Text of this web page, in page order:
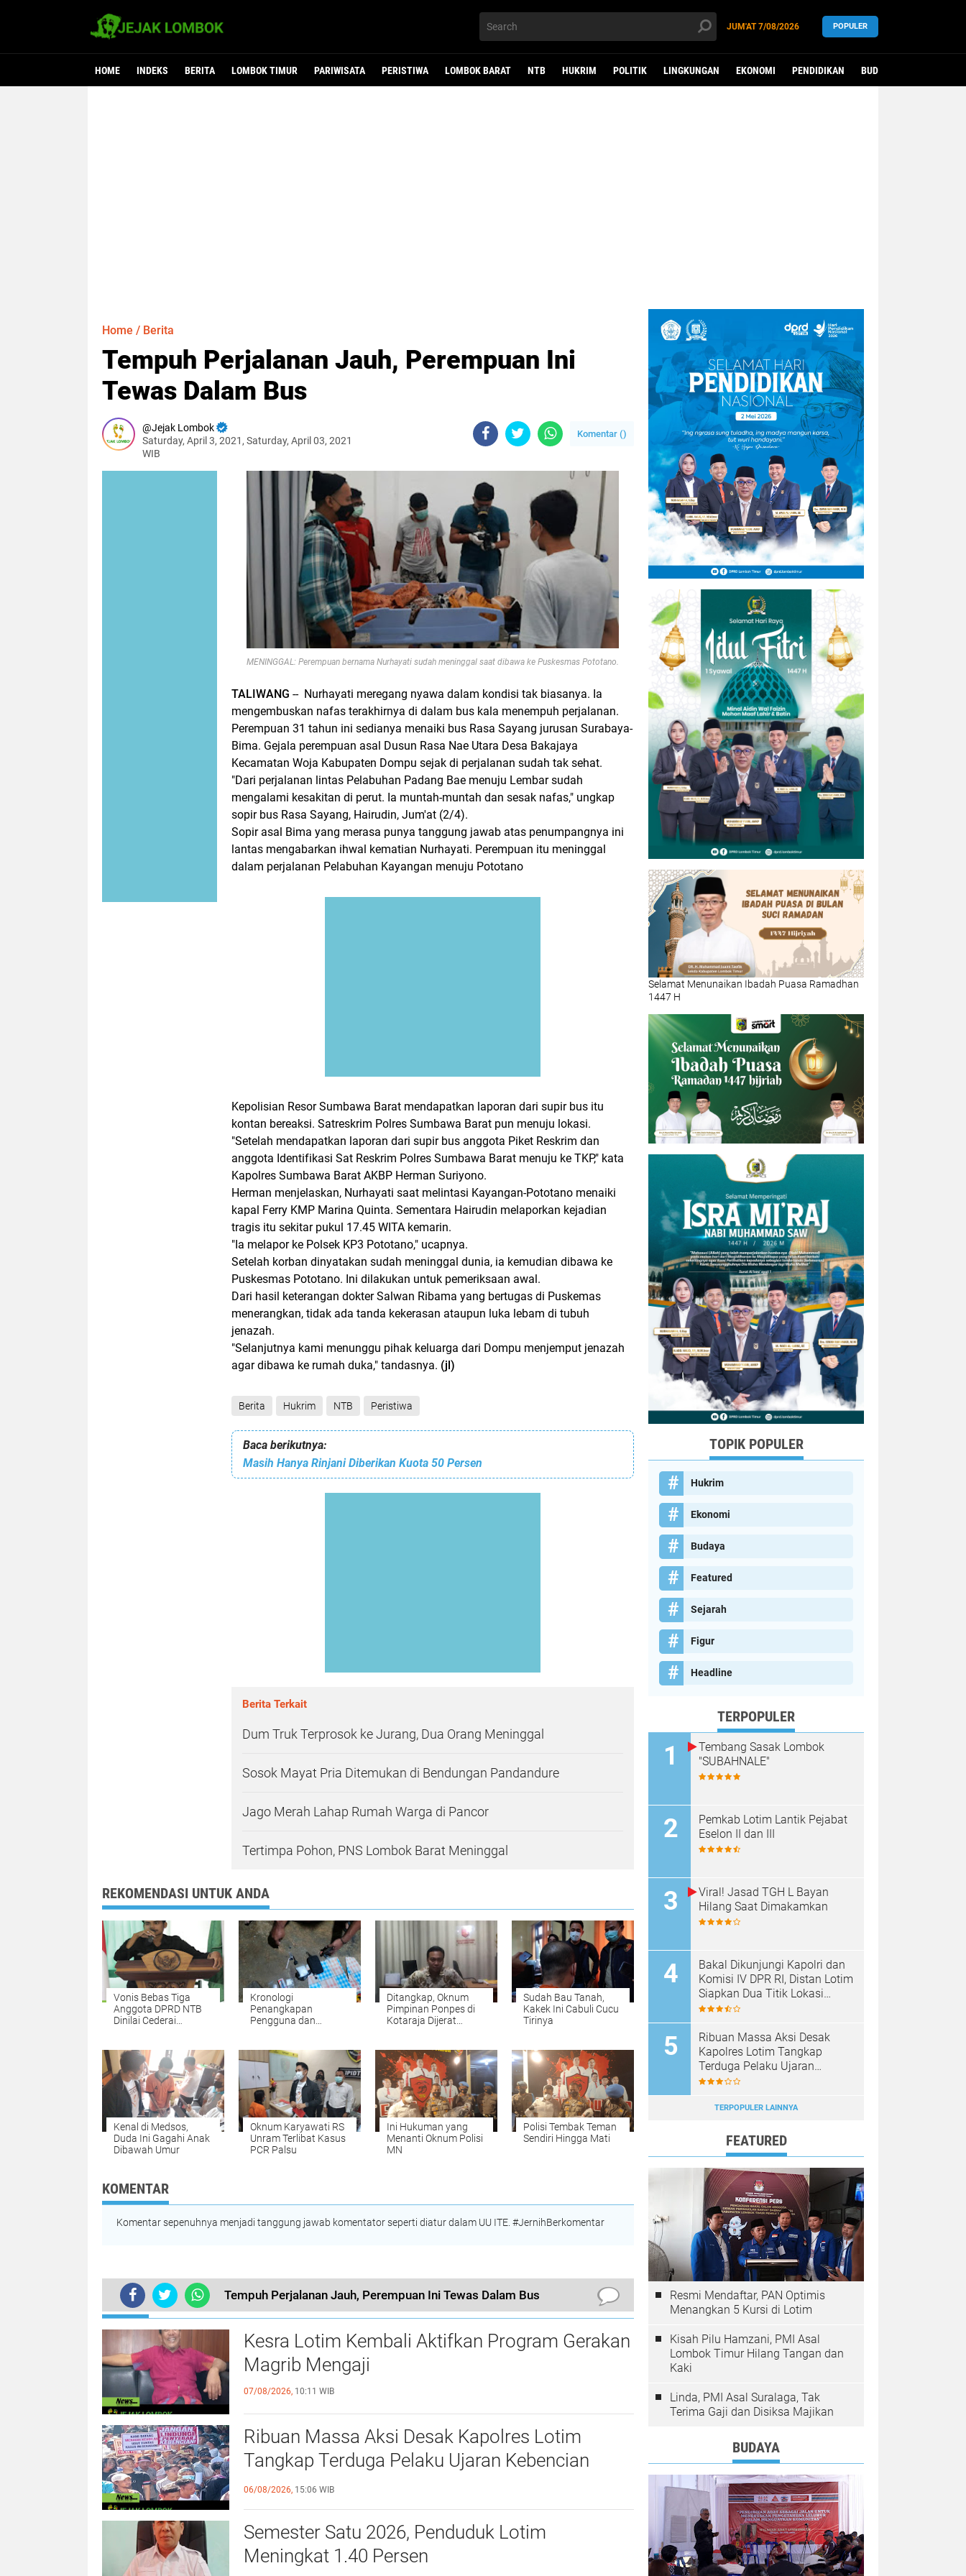
JUM'AT7/08/2026 POPULER
HOME INDEKS BERITA LOMBOK TIMUR PARIWISATA PERISTIWA LOMBOK BARAT NTB HUKRIM POLITIK LINGKUNGAN EKONOMI PENDIDIKAN BUDAYA
Home / Berita
Tempuh Perjalanan Jauh, Perempuan Ini
Tewas Dalam Bus
Jejak Lombok
Saturday, April 3, 2021, Saturday, April 03, 2021
WIB
Komentar ()
MENINGGAL: Perempuan bernama Nurhayati sudah meninggal saat dibawa ke Puskesmas Pototano.
TALIWANG -- Nurhayati meregang nyawa dalam kondisi tak biasanya. Ia
mengembuskan nafas terakhirnya di dalam bus kala menempuh perjalanan.
Perempuan 31 tahun ini sedianya menaiki bus Rasa Sayang jurusan Surabaya-
Bima. Gejala perempuan asal Dusun Rasa Nae Utara Desa Bakajaya
Kecamatan Woja Kabupaten Dompu sejak di perjalanan sudah tak sehat.
"Dari perjalanan lintas Pelabuhan Padang Bae menuju Lembar sudah
mengalami kesakitan di perut. Ia muntah-muntah dan sesak nafas," ungkap
sopir bus Rasa Sayang, Hairudin, Jum'at (2/4).
Sopir asal Bima yang merasa punya tanggung jawab atas penumpangnya ini
lantas mengabarkan ihwal kematian Nurhayati. Perempuan itu meninggal
dalam perjalanan Pelabuhan Kayangan menuju Pototano
Kepolisian Resor Sumbawa Barat mendapatkan laporan dari supir bus itu
kontan bereaksi. Satreskrim Polres Sumbawa Barat pun menuju lokasi.
"Setelah mendapatkan laporan dari supir bus anggota Piket Reskrim dan
anggota Identifikasi Sat Reskrim Polres Sumbawa Barat menuju ke TKP," kata
Kapolres Sumbawa Barat AKBP Herman Suriyono.
Herman menjelaskan, Nurhayati saat melintasi Kayangan-Pototano menaiki
kapal Ferry KMP Marina Quinta. Sementara Hairudin melaporkan kejadian
tragis itu sekitar pukul 17.45 WITA kemarin.
"Ia melapor ke Polsek KP3 Pototano," ucapnya.
Setelah korban dinyatakan sudah meninggal dunia, ia kemudian dibawa ke
Puskesmas Pototano. Ini dilakukan untuk pemeriksaan awal.
Dari hasil keterangan dokter Salwan Ribama yang bertugas di Puskemas
menerangkan, tidak ada tanda kekerasan ataupun luka lebam di tubuh
jenazah.
"Selanjutnya kami menunggu pihak keluarga dari Dompu menjemput jenazah
agar dibawa ke rumah duka," tandasnya. (jl)
Berita Hukrim NTB Peristiwa
Baca berikutnya:
Masih Hanya Rinjani Diberikan Kuota 50 Persen
Berita Terkait
Dum Truk Terprosok ke Jurang, Dua Orang Meninggal
Sosok Mayat Pria Ditemukan di Bendungan Pandandure
Jago Merah Lahap Rumah Warga di Pancor
Tertimpa Pohon, PNS Lombok Barat Meninggal
REKOMENDASI UNTUK ANDA
Vonis Bebas Tiga
Anggota DPRD NTB
Dinilai Cederai
Kronologi
Penangkapan
Pengguna dan
Lotim
Ditangkap, Oknum
Pimpinan Ponpes di
Kotaraja Dijerat
Sudah Bau Tanah,
Kakek Ini Cabuli Cucu
Tirinya
Kenal di Medsos,
Duda Ini Gagahi Anak
Dibawah Umur
Oknum Karyawati RS
Unram Terlibat Kasus
PCR Palsu
Ini Hukuman yang
Menanti Oknum Polisi
MN
Polisi Tembak Teman
Sendiri Hingga Mati
KOMENTAR
Komentar sepenuhnya menjadi tanggung jawab komentator seperti diatur dalam UU ITE. #JernihBerkomentar
Tempuh Perjalanan Jauh, Perempuan Ini Tewas Dalam Bus
TERKINI
Kesra Lotim Kembali Aktifkan Program Gerakan
Magrib Mengaji
07/08/2026, 10:11 WIB
Ribuan Massa Aksi Desak Kapolres Lotim
Tangkap Terduga Pelaku Ujaran Kebencian
Terhadap Bupati di Medsos
06/08/2026, 15:06 WIB
Semester Satu 2026, Penduduk Lotim
Meningkat 1.40 Persen
Selamat Menunaikan Ibadah Puasa Ramadhan
1447 H
TOPIK POPULER
Hukrim
Ekonomi
Budaya
Featured
Sejarah
Figur
Headline
TERPOPULER
Tembang Sasak Lombok
"SUBAHNALE"
Pemkab Lotim Lantik Pejabat
Eselon II dan III
Viral! Jasad TGH L Bayan
Hilang Saat Dimakamkan
Bakal Dikunjungi Kapolri dan
Komisi IV DPR RI, Distan Lotim
Siapkan Dua Titik Lokasi
Panen Raya Bawang Putih
Ribuan Massa Aksi Desak
Kapolres Lotim Tangkap
Terduga Pelaku Ujaran
Kebencian Terhadap Bupati di
TERPOPULER LAINNYA
FEATURED
Resmi Mendaftar, PAN Optimis
Menangkan 5 Kursi di Lotim
Kisah Pilu Hamzani, PMI Asal
Lombok Timur Hilang Tangan dan
Kaki
Linda, PMI Asal Suralaga, Tak
Terima Gaji dan Disiksa Majikan
BUDAYA